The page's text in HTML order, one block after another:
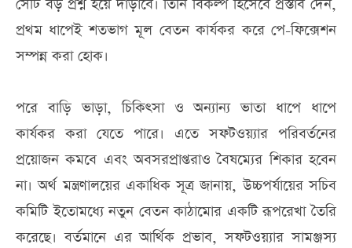
সেটি বড় প্রশ্ন হয়ে দাঁড়াবে। তিনি বিকল্প হিসেবে প্রস্তাব দেন,
প্রথম ধাপেই শতভাগ মূল বেতন কার্যকর করে পে-ফিক্সেশন
সম্পন্ন করা হোক।
পরে বাড়ি ভাড়া, চিকিৎসা ও অন্যান্য ভাতা ধাপে ধাপে
কার্যকর করা যেতে পারে। এতে সফটওয়্যার পরিবর্তনের
প্রয়োজন কমবে এবং অবসরপ্রাপ্তরাও বৈষম্যের শিকার হবেন
না। অর্থ মন্ত্রণালয়ের একাধিক সূত্র জানায়, উচ্চপর্যায়ের সচিব
কমিটি ইতোমধ্যে নতুন বেতন কাঠামোর একটি রূপরেখা তৈরি
করেছে। বর্তমানে এর আর্থিক প্রভাব, সফটওয়্যার সামঞ্জস্য